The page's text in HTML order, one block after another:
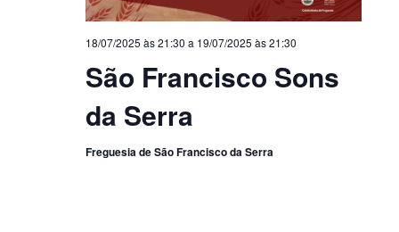
São Francisco Sons
da Serra
18/07/2025 às 21:30 a 19/07/2025 às 21:30
Freguesia de São Francisco da Serra